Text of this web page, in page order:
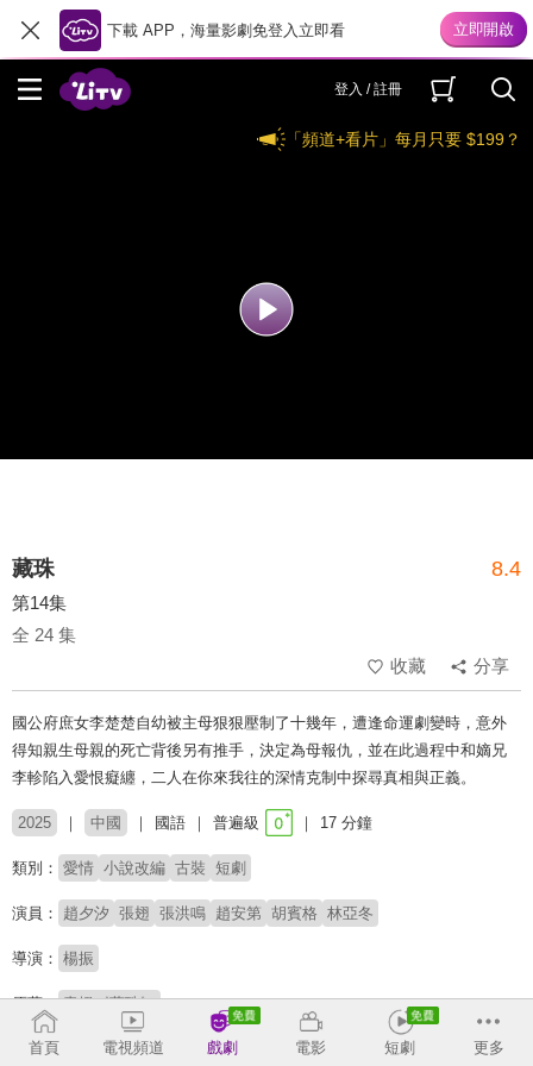
下載 APP，海量影劇免登入立即看
登入 / 註冊
「頻道+看片」每月只要 $199？
藏珠 8.4
第14集
全 24 集
收藏
分享
國公府庶女李楚楚自幼被主母狠狠壓制了十幾年，遭逢命運劇變時，意外
得知親生母親的死亡背後另有推手，決定為母報仇，並在此過程中和嫡兄
李軫陷入愛恨癡纏，二人在你來我往的深情克制中探尋真相與正義。
2025 中國 國語 普遍級 17 分鐘
類別： 愛情 小說改編 古裝 短劇
演員： 趙夕汐 張翅 張洪鳴 趙安第 胡賓格 林亞冬
導演： 楊振
原著： 青燈《藏珠》
# 短劇推薦 # 熱門短劇# 免費短劇# 禁忌戀
首頁 電視頻道 戲劇 電影 短劇 更多